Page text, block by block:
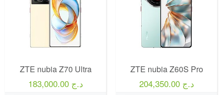
ZTE nubia Z70 Ultra
183,000.00 د.ج
ZTE nubia Z60S Pro
204,350.00 د.ج